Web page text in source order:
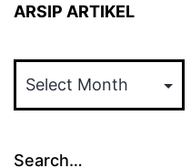
ARSIP ARTIKEL
ARTIKEL
Search…